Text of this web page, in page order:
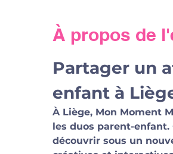
À propos de
Partager un
enfant à
À Liège, Mon Moment
les duos parent-
découvrir sous un